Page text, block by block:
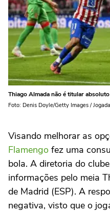
Thiago Almada não é titular
Foto: Denis Doyle/Getty Images /
Visando melhorar as
Flamengo fez uma
bola. A diretoria do
informações pelo meia
de Madrid (ESP). A
negativa, visto que o